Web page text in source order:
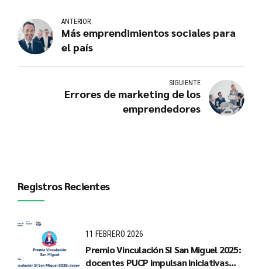
ANTERIOR
Más emprendimientos sociales para
el país
SIGUIENTE
Errores de marketing de los
emprendedores
Registros Recientes
11 FEBRERO 2026
Premio Vinculación SI San Miguel 2025:
docentes PUCP impulsan iniciativas